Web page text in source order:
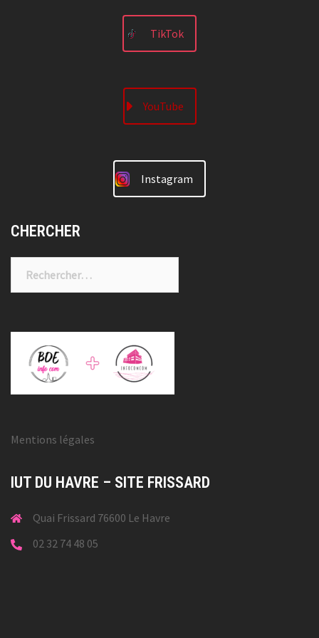
TikTok
YouTube
Instagram
CHERCHER
Mentions légales
IUT DU HAVRE – SITE FRISSARD
Quai Frissard 76600 Le Havre
02 32 74 48 05